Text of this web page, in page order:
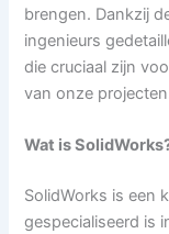
brengen. Dankzij
ingenieurs
die cruciaal zijn
van onze
Wat is
SolidWorks is een
gespecialiseerd is